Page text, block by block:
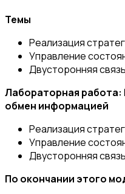
Темы
Реализация
Управление
Двусторонняя связь
Лабораторная работа:
обмен информацией
Реализация
Управление
Двусторонняя связь
По окончании этого